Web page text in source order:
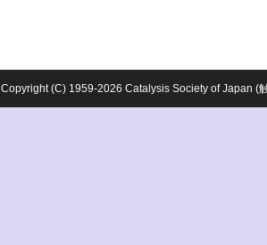
Copyright (C) 1959-2026 Catalysis Society of Japan (